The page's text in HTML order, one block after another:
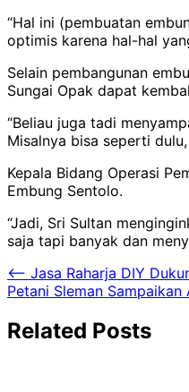
“Hal ini (pembuatan
optimis karena hal-hal
Selain pembangunan
Sungai Opak dapat
“Beliau juga tadi
Misalnya bisa seperti
Kepala Bidang Operasi
Embung Sentolo.
“Jadi, Sri Sultan
saja tapi banyak dan
Navigasi
pos
⟵ Jasa Raharja DIY
Petani Sleman
Related Posts